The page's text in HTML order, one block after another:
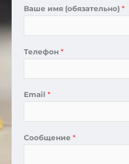
Ваше имя (обязательно) *
Телефон *
Email *
Сообщение *